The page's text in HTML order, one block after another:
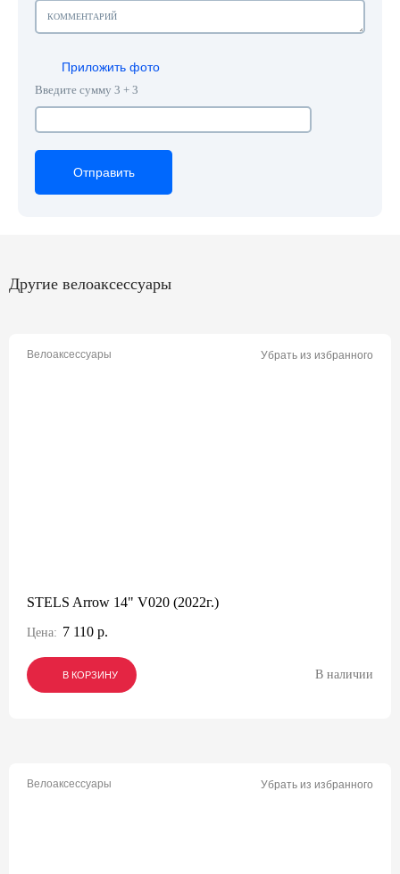
Приложить фото
Введите сумму 3 + 3
Отправить
Отправить
Отправить
Другие велоаксессуары
Велоаксессуары Убрать из избранного
STELS Arrow 14" V020 (2022г.)
Цена: 7 110 р.
В КОРЗИНУ
В КОРЗИНУ
В КОРЗИНУ В наличии
Велоаксессуары Убрать из избранного